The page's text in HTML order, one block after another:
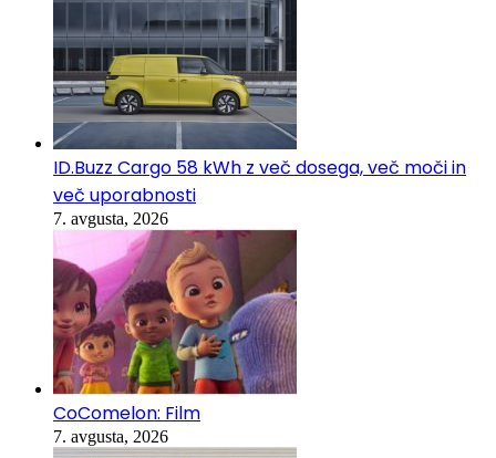
ID.Buzz Cargo 58 kWh z več dosega, več moči in
več uporabnosti
7. avgusta, 2026
CoComelon: Film
7. avgusta, 2026